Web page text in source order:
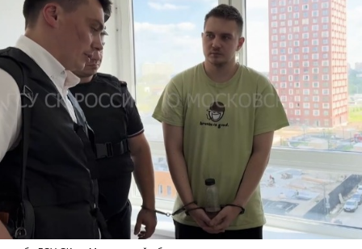
на экспертизу. В них специалисты обнаружили
химикат дихлорэтан, который не мог
случайно. То же самое вещество нашли в
квартиры пострадавших.
БАЛАШИХА
РОДИТЕЛИ
КОМИТЕТ
ЭКСПЕРТИЗЫ